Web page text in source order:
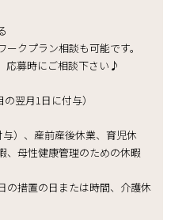
クプラン相談も可能です。
応募時にご相談下さい♪
翌月1日に付与）
）、産前産後休業、育児休
、母性健康管理のための休暇
の措置の日または時間、介護休